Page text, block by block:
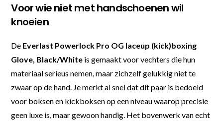
Voor wie niet met handschoenen wil
knoeien
De Everlast Powerlock Pro OG laceup (kick)boxing
Glove, Black/White is gemaakt voor vechters die hun
materiaal serieus nemen, maar zichzelf gelukkig niet te
zwaar op de hand. Je merkt al snel dat dit paar is bedoeld
voor boksen en kickboksen op een niveau waarop precisie
geen luxe is, maar gewoon handig. Het bovenwerk van echt